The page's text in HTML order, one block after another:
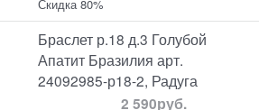
Скидка 80%
Браслет р.18 д.3 Голубой
Апатит Бразилия арт.
24092985-р18-2, Радуга
2 590руб.